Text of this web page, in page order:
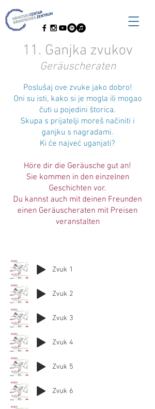
11. Ganjka zvukov
Geräuscheraten
Poslušaj ove zvuke jako dobro!
Oni su isti, kako si je mogla ili mogao
čuti u pojedini štorica.
Skupa s prijatelji moreš načiniti i
ganjku s nagradami.
Ki će najveć uganjati?
Höre dir die Geräusche gut an!
Sie kommen in den einzelnen
Geschichten vor.
Du kannst auch mit deinen Freunden
einen Geräuscheraten mit Preisen
veranstalten
Zvuk 1
Zvuk 2
Zvuk 3
Zvuk 4
Zvuk 5
Zvuk 6